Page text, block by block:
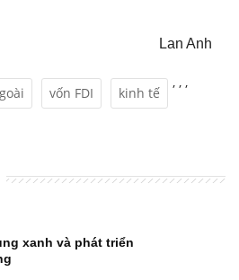
Lan Anh
,
vốn FDI
,
kinh tế
,
xanh và phát triển